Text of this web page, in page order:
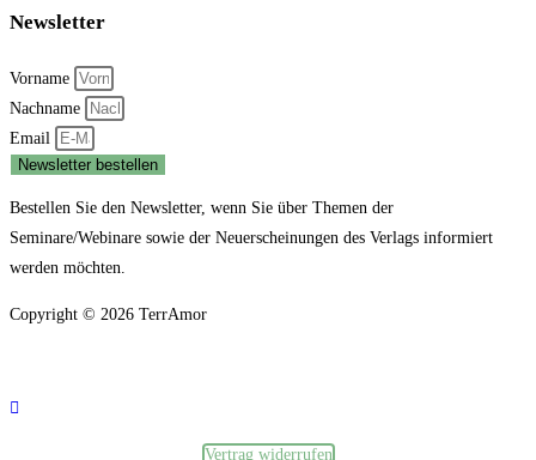
Newsletter
Vorname
Nachname
Email
Newsletter bestellen
Bestellen Sie den Newsletter, wenn Sie über Themen der
Seminare/Webinare sowie der Neuerscheinungen des Verlags informiert
werden möchten.
Copyright © 2026 TerrAmor
Vertrag widerrufen